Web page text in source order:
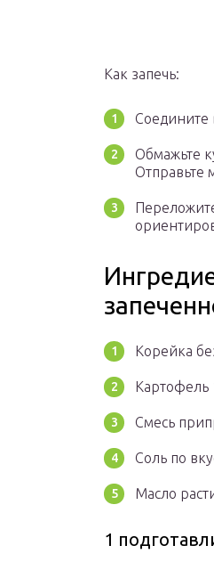
Как запечь:
Соедините
Обмажьте
Отправьте
Корейка
Картофель
Смесь
Соль по
Масло
1